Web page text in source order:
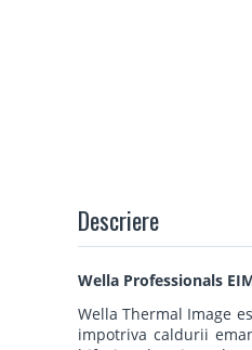
Descriere
Wella Professionals
Wella Thermal Image
impotriva caldurii